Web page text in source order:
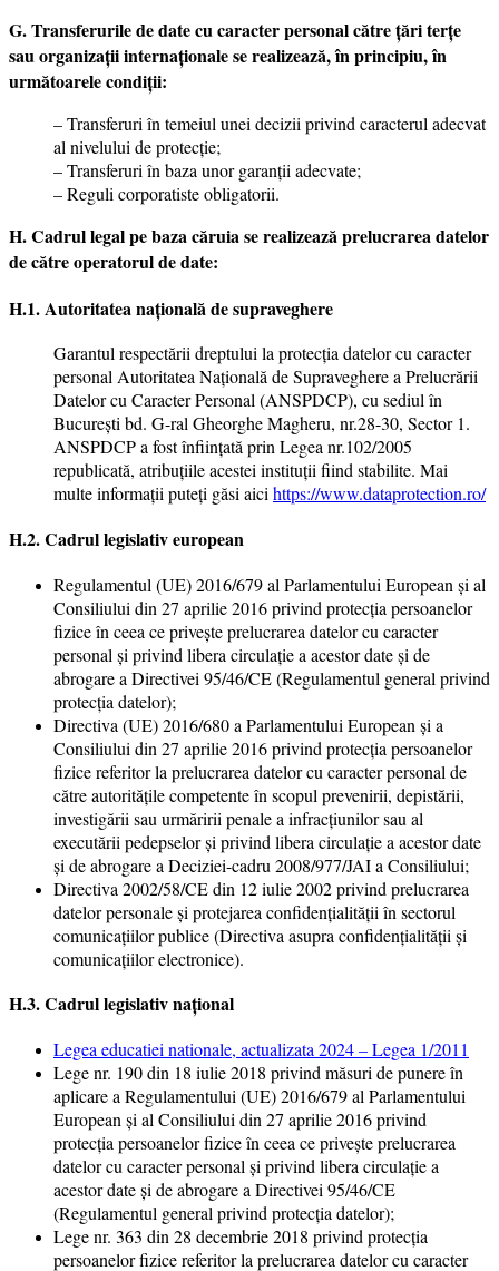
G. Transferurile de date cu caracter personal către ţări terţe
sau organizaţii internaţionale se realizează, în principiu, în
următoarele condiții:
– Transferuri în temeiul unei decizii privind caracterul adecvat
al nivelului de protecţie;
– Transferuri în baza unor garanţii adecvate;
– Reguli corporatiste obligatorii.
H. Cadrul legal pe baza căruia se realizează prelucrarea datelor
de către operatorul de date:
H.1. Autoritatea națională de supraveghere
Garantul respectării dreptului la protecţia datelor cu caracter
personal Autoritatea Naţională de Supraveghere a Prelucrării
Datelor cu Caracter Personal (ANSPDCP), cu sediul în
Bucureşti bd. G-ral Gheorghe Magheru, nr.28-30, Sector 1.
ANSPDCP a fost înfiinţată prin Legea nr.102/2005
republicată, atribuțiile acestei instituții fiind stabilite. Mai
multe informaţii puteţi găsi aicihttps://www.dataprotection.ro/
H.2. Cadrul legislativ european
Regulamentul (UE) 2016/679 al Parlamentului European și al
Consiliului din 27 aprilie 2016 privind protecția persoanelor
fizice în ceea ce privește prelucrarea datelor cu caracter
personal și privind libera circulație a acestor date și de
abrogare a Directivei 95/46/CE (Regulamentul general privind
protecția datelor);
Directiva (UE) 2016/680 a Parlamentului European și a
Consiliului din 27 aprilie 2016 privind protecția persoanelor
fizice referitor la prelucrarea datelor cu caracter personal de
către autoritățile competente în scopul prevenirii, depistării,
investigării sau urmăririi penale a infracțiunilor sau al
executării pedepselor și privind libera circulație a acestor date
și de abrogare a Deciziei-cadru 2008/977/JAI a Consiliului;
Directiva 2002/58/CE din 12 iulie 2002 privind prelucrarea
datelor personale şi protejarea confidenţialităţii în sectorul
comunicaţiilor publice (Directiva asupra confidenţialităţii şi
comunicaţiilor electronice).
H.3. Cadrul legislativ național
Legea educatiei nationale, actualizata 2024 – Legea 1/2011
Lege nr. 190 din 18 iulie 2018 privind măsuri de punere în
aplicare a Regulamentului (UE) 2016/679 al Parlamentului
European şi al Consiliului din 27 aprilie 2016 privind
protecţia persoanelor fizice în ceea ce priveşte prelucrarea
datelor cu caracter personal şi privind libera circulaţie a
acestor date şi de abrogare a Directivei 95/46/CE
(Regulamentul general privind protecţia datelor);
Lege nr. 363 din 28 decembrie 2018 privind protecţia
persoanelor fizice referitor la prelucrarea datelor cu caracter